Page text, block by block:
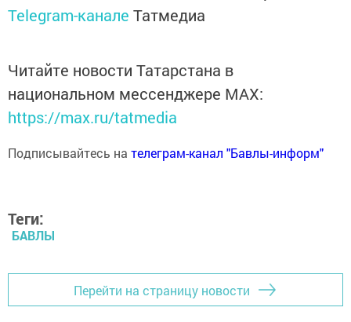
Telegram-канале Татмедиа
Читайте новости Татарстана в
национальном мессенджере MАХ:
https://max.ru/tatmedia
Подписывайтесь на телеграм-канал "Бавлы-информ"
Теги:
БАВЛЫ
Перейти на страницу новости